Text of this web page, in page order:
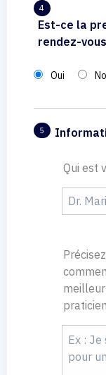
4
Est-ce la
rendez-
Oui
5
Qui est